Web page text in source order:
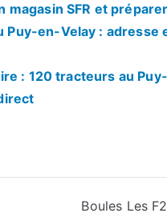
magasin SFR et
en-Velay : adresse
: 120 tracteurs au
Boules Les